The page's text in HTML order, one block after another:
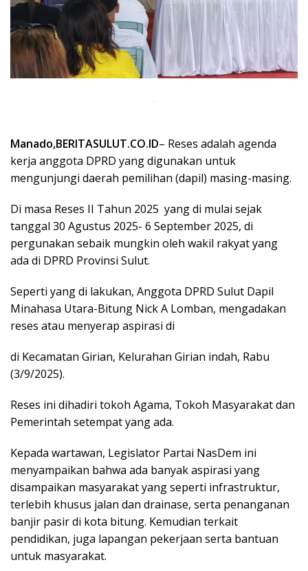
Manado,BERITASULUT.CO.ID– Reses adalah agenda
kerja anggota DPRD yang digunakan untuk
mengunjungi daerah pemilihan (dapil) masing-masing.
Di masa Reses II Tahun 2025 yang di mulai sejak
tanggal 30 Agustus 2025- 6 September 2025, di
pergunakan sebaik mungkin oleh wakil rakyat yang
ada di DPRD Provinsi Sulut.
Seperti yang di lakukan, Anggota DPRD Sulut Dapil
Minahasa Utara-Bitung Nick A Lomban, mengadakan
reses atau menyerap aspirasi di
di Kecamatan Girian, Kelurahan Girian indah, Rabu
(3/9/2025).
Reses ini dihadiri tokoh Agama, Tokoh Masyarakat dan
Pemerintah setempat yang ada.
Kepada wartawan, Legislator Partai NasDem ini
menyampaikan bahwa ada banyak aspirasi yang
disampaikan masyarakat yang seperti infrastruktur,
terlebih khusus jalan dan drainase, serta penanganan
banjir pasir di kota bitung. Kemudian terkait
pendidikan, juga lapangan pekerjaan serta bantuan
untuk masyarakat.